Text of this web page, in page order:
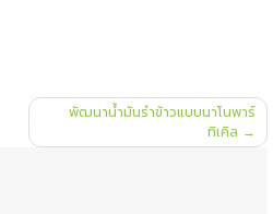
พัฒนาน้ำมันรำข้าวแบบนาโนพาร์
ทิเคิล